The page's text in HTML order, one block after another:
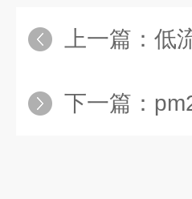
上一篇： 低
下一篇：